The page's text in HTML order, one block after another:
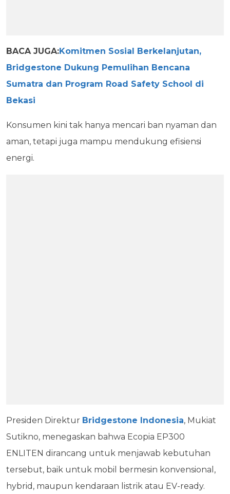
BACA JUGA:Komitmen Sosial Berkelanjutan,
Bridgestone Dukung Pemulihan Bencana
Sumatra dan Program Road Safety School di
Bekasi
Konsumen kini tak hanya mencari ban nyaman dan
aman, tetapi juga mampu mendukung efisiensi
energi.
Presiden Direktur Bridgestone Indonesia, Mukiat
Sutikno, menegaskan bahwa Ecopia EP300
ENLITEN dirancang untuk menjawab kebutuhan
tersebut, baik untuk mobil bermesin konvensional,
hybrid, maupun kendaraan listrik atau EV-ready.